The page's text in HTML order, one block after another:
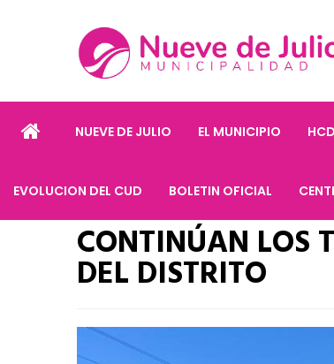
NUEVE DE JULIO EL MUNICIPIO HCD
EVOLUCION DEL CUD BOLETIN OFICIAL
CONTINÚAN LOS
DEL DISTRITO